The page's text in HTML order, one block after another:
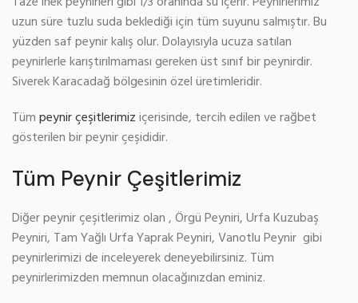
uzun süre tuzlu suda beklediği için tüm suyunu salmıştır. Bu
yüzden saf peynir kalış olur. Dolayısıyla ucuza satılan
peynirlerle karıştırılmaması gereken üst sınıf bir peynirdir.
Siverek Karacadağ bölgesinin özel üretimleridir.
Tümpeynir çeşitlerimiziçerisinde, tercih edilen ve rağbet
gösterilen bir peynir çeşididir.
Tüm Peynir Çeşitlerimiz
Diğer peynir çeşitlerimiz olan , Örgü Peyniri, Urfa Kuzubaş
Peyniri, Tam Yağlı Urfa Yaprak Peyniri, Vanotlu Peynir gibi
peynirlerimizi de inceleyerek deneyebilirsiniz. Tüm
peynirlerimizden memnun olacağınızdan eminiz.